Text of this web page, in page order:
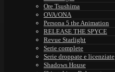
Ore Tsushima
OVA/ONA
Persona 5 the Animation
RELEASE THE SPYCE
Revue Starlight
Serie complete
Serie droppate e licenziate
Shadows House